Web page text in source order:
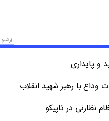
آرشیو
و پایداری
وداع با رهبر شهید انقلاب
نظارتی در تاپیکو